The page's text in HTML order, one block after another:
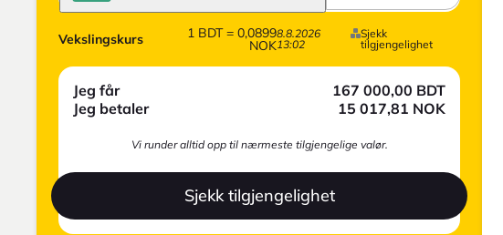
Vekslingskurs 1 BDT=0,0899
NOK
8.8.2026
13:02
Sjekk
tilgjengelighet
Jeg får 167 000,00 BDT
Jeg betaler
15 017,81 NOK
Vi runder alltid opp til nærmeste tilgjengelige valør.
Sjekk tilgjengelighet